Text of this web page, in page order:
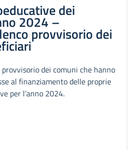
dei
2024 –
provvisorio dei
provvisorio dei comuni che hanno
al finanziamento delle proprie
per l’anno 2024.